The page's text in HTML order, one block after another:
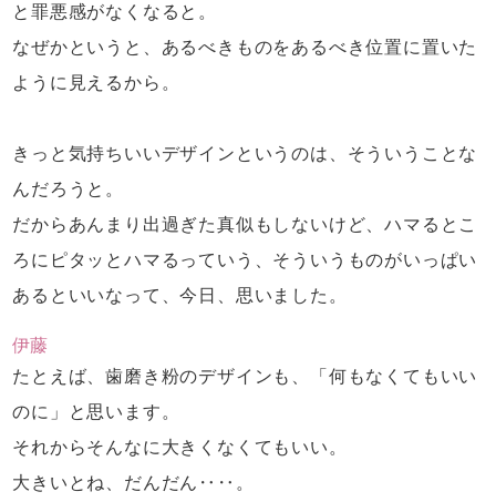
と罪悪感がなくなると。
なぜかというと、 あるべきものをあるべき位置に置いた
ように見えるから。
きっと気持ちいいデザインというのは、 そういうことな
んだろうと。
だからあんまり出過ぎた真似もしないけど、ハマるとこ
ろにピタッとハマるっていう、 そういうものがいっぱい
あるといいなって、今日、思いました。
伊藤
たとえば、歯磨き粉のデザインも、
「何もなくてもいい
のに」と思います。
それからそんなに大きくなくてもいい。
大きいとね、だんだん‥‥。